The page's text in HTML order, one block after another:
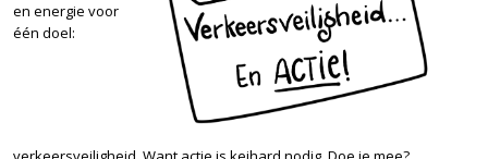
en energie voor
één doel: